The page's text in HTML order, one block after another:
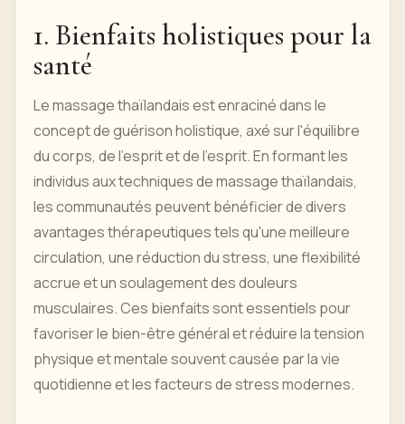
1. Bienfaits holistiques pour la
santé
Le massage thaïlandais est enraciné dans le
concept de guérison holistique, axé sur l'équilibre
du corps, de l'esprit et de l'esprit. En formant les
individus aux techniques de massage thaïlandais,
les communautés peuvent bénéficier de divers
avantages thérapeutiques tels qu'une meilleure
circulation, une réduction du stress, une flexibilité
accrue et un soulagement des douleurs
musculaires. Ces bienfaits sont essentiels pour
favoriser le bien-être général et réduire la tension
physique et mentale souvent causée par la vie
quotidienne et les facteurs de stress modernes.